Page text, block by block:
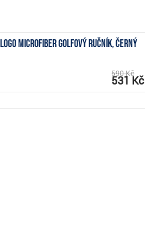
Logo Microfiber golfový ručník, černý
590 Kč
531 Kč